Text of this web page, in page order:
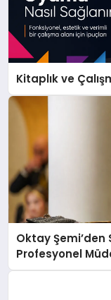
Kitaplık ve
Oktay Şemi’den
Profesyonel